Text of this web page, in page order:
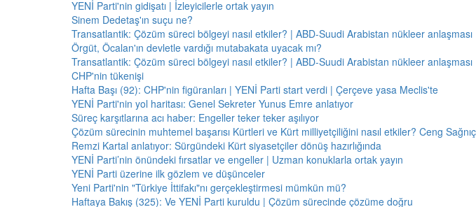
YENİ Parti'nin gidişatı | İzleyicilerle ortak yayın
Sinem Dedetaş'ın suçu ne?
Transatlantik: Çözüm süreci bölgeyi nasıl etkiler? | ABD-Suudi Arabistan nükleer anlaşması
Örgüt, Öcalan'ın devletle vardığı mutabakata uyacak mı?
Transatlantik: Çözüm süreci bölgeyi nasıl etkiler? | ABD-Suudi Arabistan nükleer anlaşması
CHP'nin tükenişi
Hafta Başı (92): CHP'nin figüranları | YENİ Parti start verdi | Çerçeve yasa Meclis'te
YENİ Parti'nin yol haritası: Genel Sekreter Yunus Emre anlatıyor
Süreç karşıtlarına acı haber: Engeller teker teker aşılıyor
Çözüm sürecinin muhtemel başarısı Kürtleri ve Kürt milliyetçiliğini nasıl etkiler? Ceng
Remzi Kartal anlatıyor: Sürgündeki Kürt siyasetçiler dönüş hazırlığında
YENİ Parti’nin önündeki fırsatlar ve engeller | Uzman konuklarla ortak yayın
YENİ Parti üzerine ilk gözlem ve düşünceler
Yeni Parti'nin "Türkiye İttifakı"nı gerçekleştirmesi mümkün mü?
Haftaya Bakış (325): Ve YENİ Parti kuruldu | Çözüm sürecinde çözüme doğru